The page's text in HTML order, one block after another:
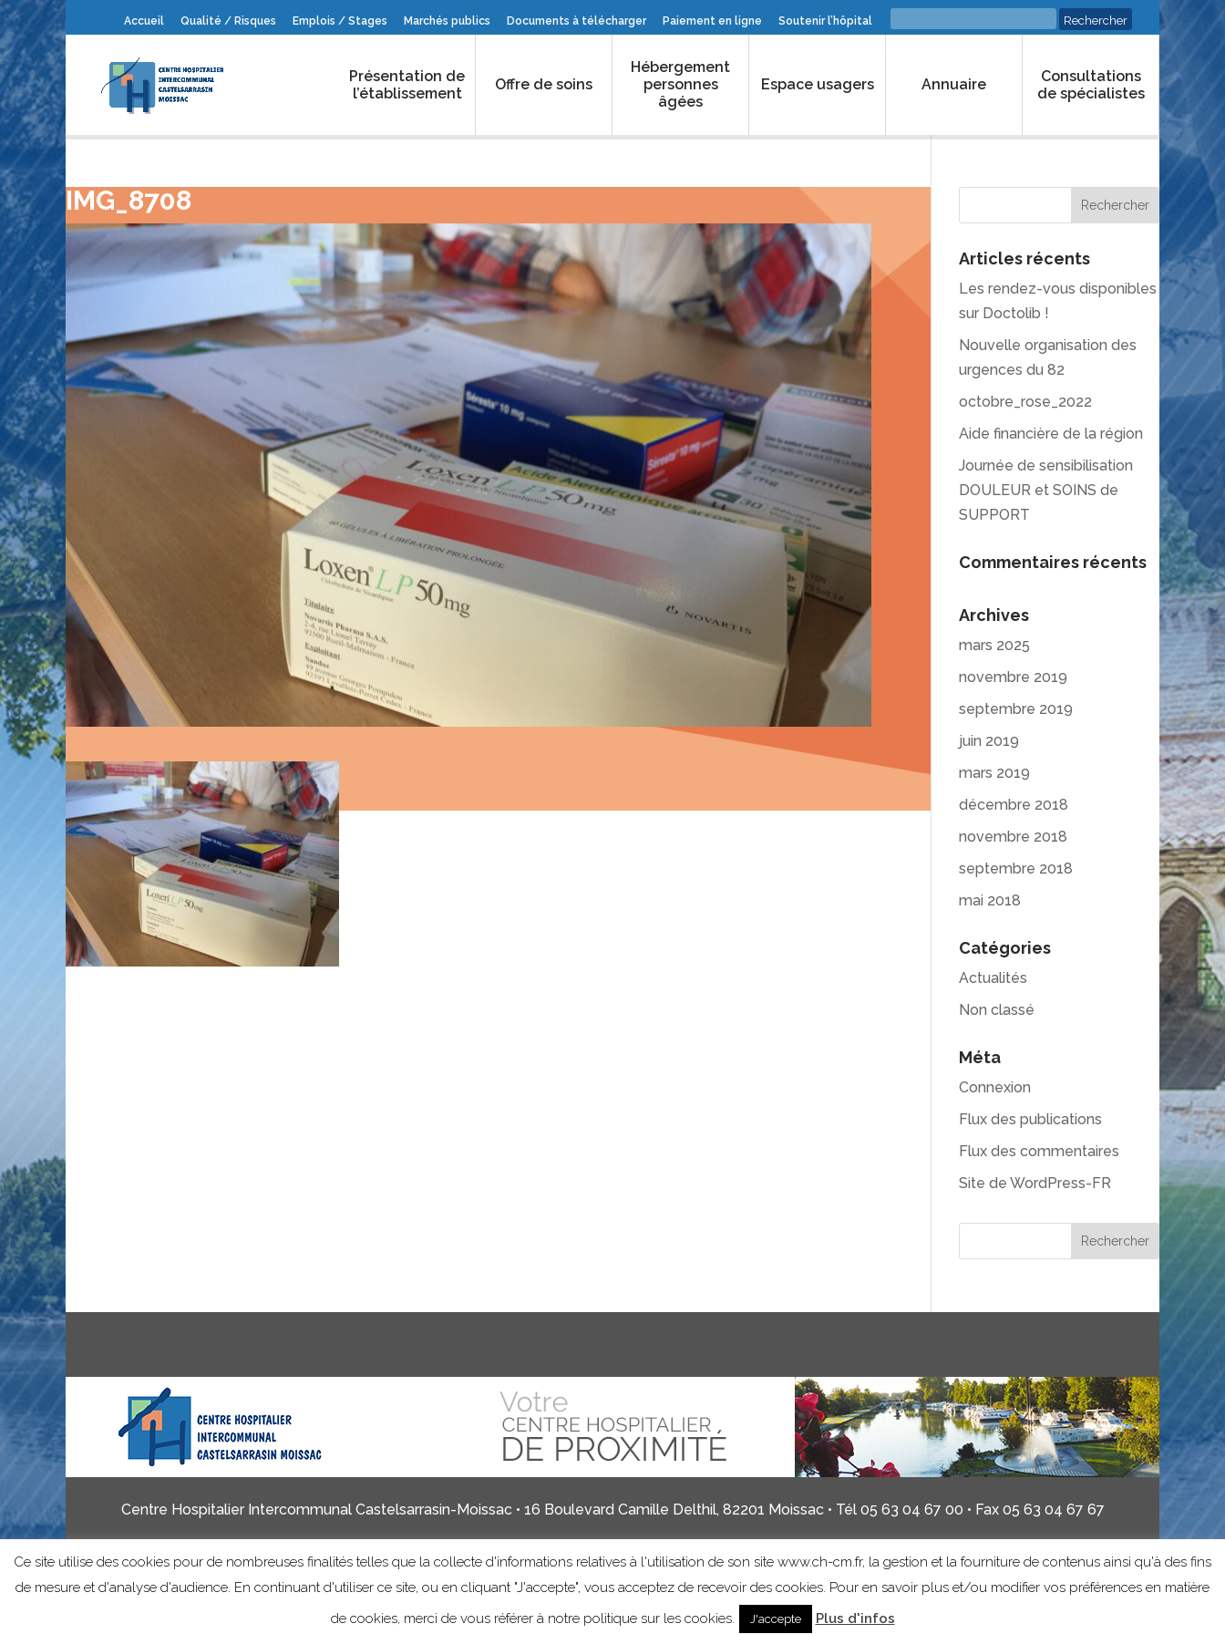
Accueil Qualité / Risques Emplois / Stages Marchés publics Documents à télécharger Paiement en ligne Soutenir l’hôpital
Présentation de
l’établissement
Offre de soins
Hébergement
personnes
âgées
Espace usagers Annuaire
Consultations
de spécialistes
IMG_8708
Articles récents
Les rendez-vous disponibles
sur Doctolib !
Nouvelle organisation des
urgences du 82
octobre_rose_2022
Aide financière de la région
Journée de sensibilisation
DOULEUR et SOINS de
SUPPORT
Commentaires récents
Archives
mars 2025
novembre 2019
septembre 2019
juin 2019
mars 2019
décembre 2018
novembre 2018
septembre 2018
mai 2018
Catégories
Actualités
Non classé
Méta
Connexion
Flux des publications
Flux des commentaires
Site de WordPress-FR
Centre Hospitalier Intercommunal Castelsarrasin-Moissac • 16 Boulevard Camille Delthil, 82201 Moissac • Tél 05 63 04 67 00 • Fax 05 63 04 67 67
Mentions légales Informations sur les cookies
Ce site utilise des cookies pour de nombreuses finalités telles que la collecte d'informations relatives à l'utilisation de son site www.ch-cm.fr, la gestion et la fourniture de contenus ainsi qu'à des fins
de mesure et d'analyse d'audience. En continuant d'utiliser ce site, ou en cliquant "J'accepte", vous acceptez de recevoir des cookies. Pour en savoir plus et/ou modifier vos préférences en matière
de cookies, merci de vous référer à notre politique sur les cookies.
J'accepte Plus d'infos